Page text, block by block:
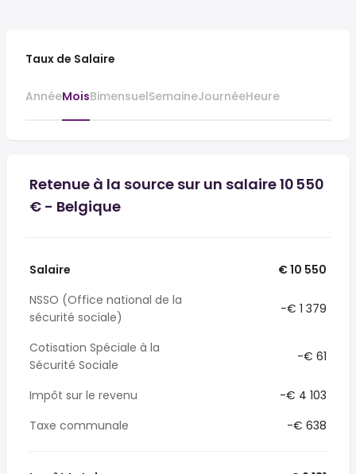
Taux de Salaire
AnnéeMoisBimensuelSemaineJournéeHeure
Retenue à la source sur un salaire 10 550
€ - Belgique
Salaire
€ 10 550
NSSO (Office national de la
sécurité sociale)
-€ 1 379
Cotisation Spéciale à la
Sécurité Sociale
-€ 61
Impôt sur le revenu
-€ 4 103
Taxe communale
-€ 638